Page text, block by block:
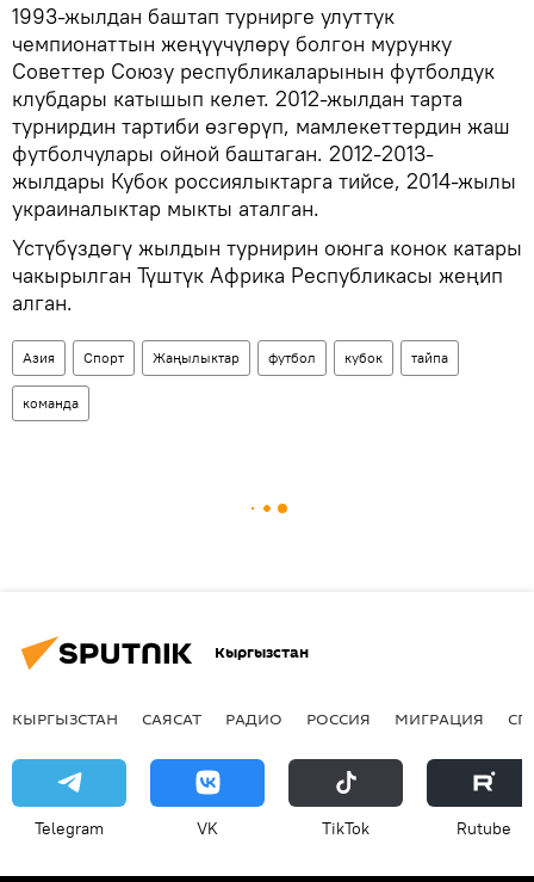
1993-жылдан баштап турнирге улуттук
чемпионаттын жеңүүчүлөрү болгон мурунку
Советтер Союзу республикаларынын футболдук
клубдары катышып келет. 2012-жылдан тарта
турнирдин тартиби өзгөрүп, мамлекеттердин жаш
футболчулары ойной баштаган. 2012-2013-
жылдары Кубок россиялыктарга тийсе, 2014-жылы
украиналыктар мыкты аталган.
Үстүбүздөгү жылдын турнирин оюнга конок катары
чакырылган Түштүк Африка Республикасы жеңип
алган.
Азия Спорт Жаңылыктар футбол кубок тайпа
команда
Кыргызстан
КЫРГЫЗСТАН САЯСАТ РАДИО РОССИЯ МИГРАЦИЯ
Telegram VK ТikТоk Rutube